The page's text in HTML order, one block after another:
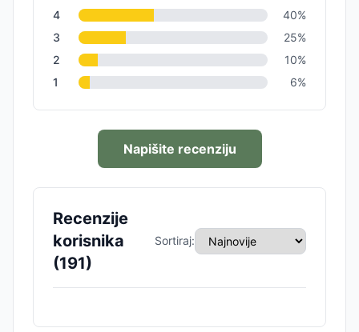
4
40%
3
25%
2
10%
1
6%
Napišite recenziju
Recenzije
korisnika
(191)
Sortiraj: